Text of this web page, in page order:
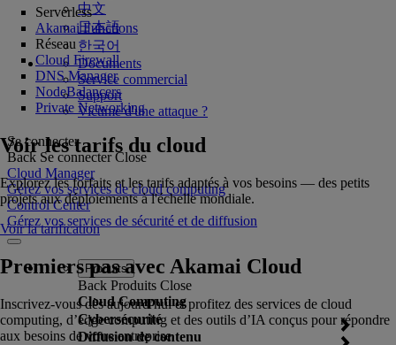
中文
日本語
한국어
Documents
Service commercial
Support
Victime d'une attaque ?
Se connecter
Back Se connecter Close
Cloud Manager
Gérez vos services de cloud computing
Control Center
Gérez vos services de sécurité et de diffusion
Produits
Back Produits Close
Cloud Computing
Cybersécurité
Diffusion de contenu
Serverless
Akamai Functions
Réseau
Cloud Firewall
DNS Manager
NodeBalancers
Private Networking
Voir les tarifs du cloud
Explorez les forfaits et les tarifs adaptés à vos besoins — des petits
projets aux déploiements à l'échelle mondiale.
Voir la tarification
Premiers pas avec Akamai Cloud
Inscrivez-vous dès aujourd’hui et profitez des services de cloud
computing, d’edge computing et des outils d’IA conçus pour répondre
aux besoins de votre entreprise.